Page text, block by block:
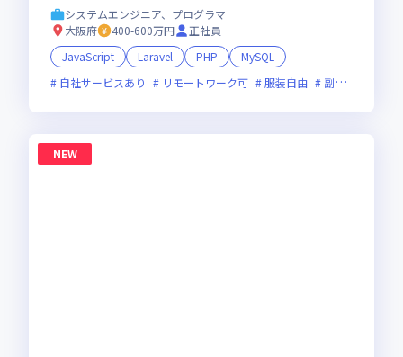
システムエンジニア、プログラマ
大阪府
400-600万円
正社員
JavaScript
Laravel PHP
MySQL
自社サービスあり
リモートワーク可 服装自由 副業可
NEW